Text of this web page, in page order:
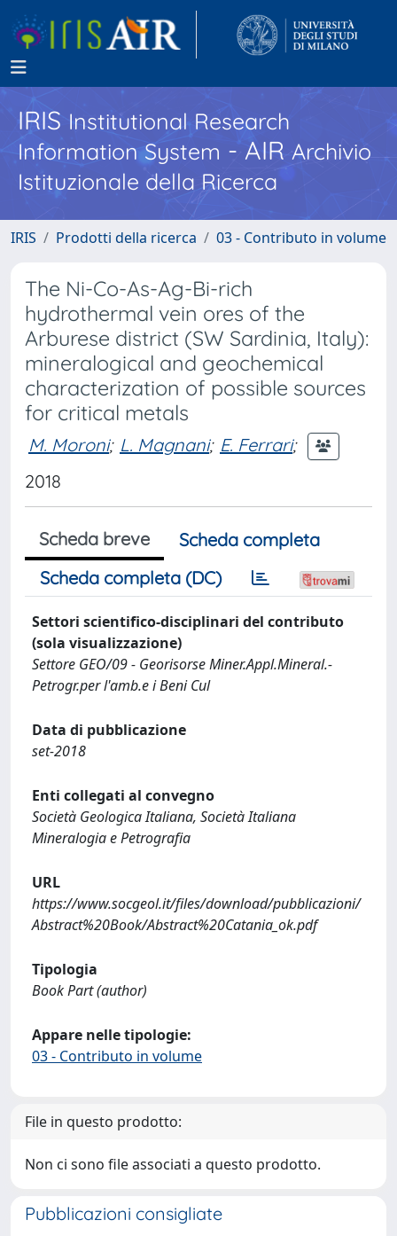
IRISInstitutional Research
Information System - AIR Archivio
Istituzionale della Ricerca
IRIS Prodotti della ricerca 03 - Contributo in volume
The Ni-Co-As-Ag-Bi-rich
hydrothermal vein ores of the
Arburese district (SW Sardinia, Italy):
mineralogical and geochemical
characterization of possible sources
for critical metals
M. Moroni; L. Magnani; E. Ferrari;
2018
Scheda breve
Scheda completa
Scheda completa (DC)
Settori scientifico-disciplinari del contributo
(sola visualizzazione)
Settore GEO/09 - Georisorse Miner.Appl.Mineral.-
Petrogr.per l'amb.e i Beni Cul
Data di pubblicazione
set-2018
Enti collegati al convegno
Società Geologica Italiana, Società Italiana
Mineralogia e Petrografia
URL
https://www.socgeol.it/files/download/pubblicazioni/
Abstract%20Book/Abstract%20Catania_ok.pdf
Tipologia
Book Part (author)
Appare nelle tipologie:
03 - Contributo in volume
File in questo prodotto:
Non ci sono file associati a questo prodotto.
Pubblicazioni consigliate